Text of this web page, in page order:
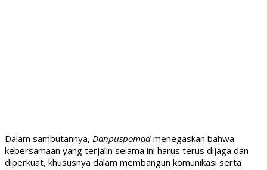
Dalam sambutannya, Danpuspomad menegaskan bahwa
kebersamaan yang terjalin selama ini harus terus dijaga dan
diperkuat, khususnya dalam membangun komunikasi serta